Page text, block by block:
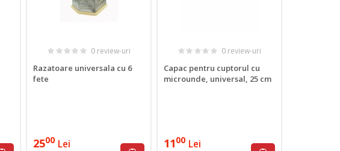
0 review-uri
Razatoare universala cu 6
fete
2500 Lei
0 review-uri
Capac pentru cuptorul cu
microunde, universal, 25 cm
1100 Lei